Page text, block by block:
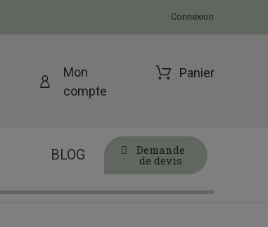
Connexion
Mon
compte
Panier
BLOG Demande
de devis